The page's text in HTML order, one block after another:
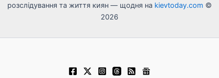
розслідування та життя киян — щодня на kievtoday.com ©
2026